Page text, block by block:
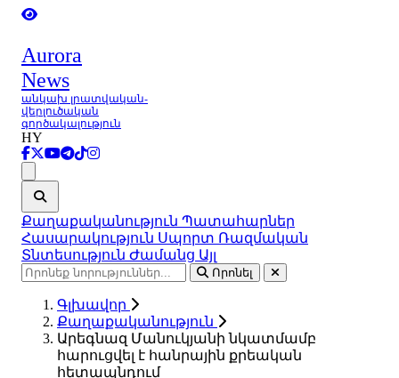
Aurora
News
անկախ լրատվական-
վերլուծական
գործակալություն
HY
Քաղաքականություն Պատահարներ
Հասարակություն Սպորտ Ռազմական
Տնտեսություն Ժամանց Այլ
Որոնել
Գլխավոր
Քաղաքականություն
Արեգնազ Մանուկյանի նկատմամբ
հարուցվել է հանրային քրեական
հետապնդում